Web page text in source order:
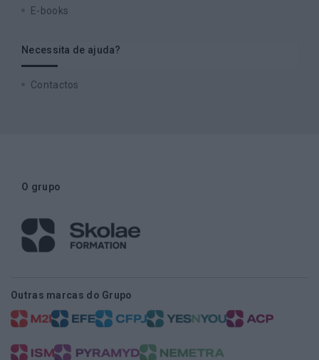
E-books
Necessita de ajuda?
Contactos
O grupo
Outras marcas do Grupo